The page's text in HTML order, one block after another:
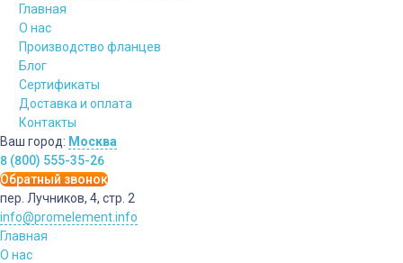
Главная
О нас
Производство фланцев
Блог
Сертификаты
Доставка и оплата
Контакты
Ваш город: Москва
8 (800) 555-35-26
Обратный звонок
пер. Лучников, 4, стр. 2
info@promelement.info
Главная
О нас